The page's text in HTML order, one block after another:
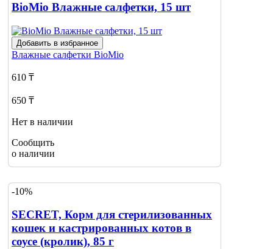
BioMio Влажные салфетки, 15 шт
Добавить в избранное
Влажные салфетки BioMio
610 ₸
650 ₸
Нет в наличии
Сообщить
о наличии
-10%
SECRET, Корм для стерилизованных
кошек и кастрированных котов в
соусе (кролик), 85 г